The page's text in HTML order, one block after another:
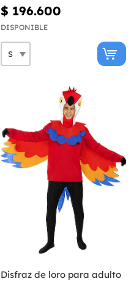
$ 196.600
DISPONIBLE
Disfraz de loro para adulto